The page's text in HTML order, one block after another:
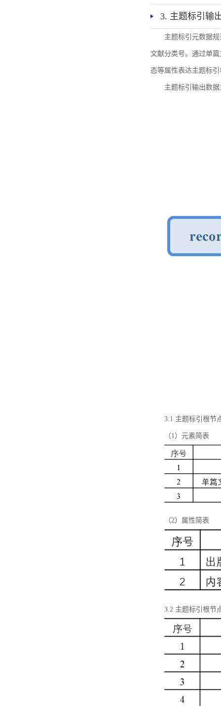
3. 主题标引输
主题标引元数据
文献分类号。通过单
态等属性表达主题标
主题标引输出数
3.1 主题标引根节
（1）元素简表
（2）属性简表
3.2 主题标引根节